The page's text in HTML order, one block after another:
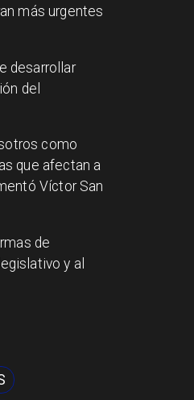
más urgentes
desarrollar
del
como
que afectan a
Víctor San
de
y al